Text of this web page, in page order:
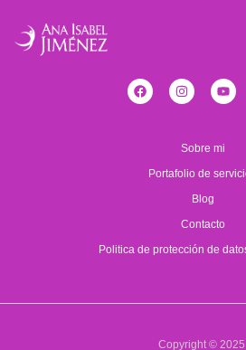
Sobre mi
Portafolio de
Blog
Contacto
Politica de protección de
Copyright ©